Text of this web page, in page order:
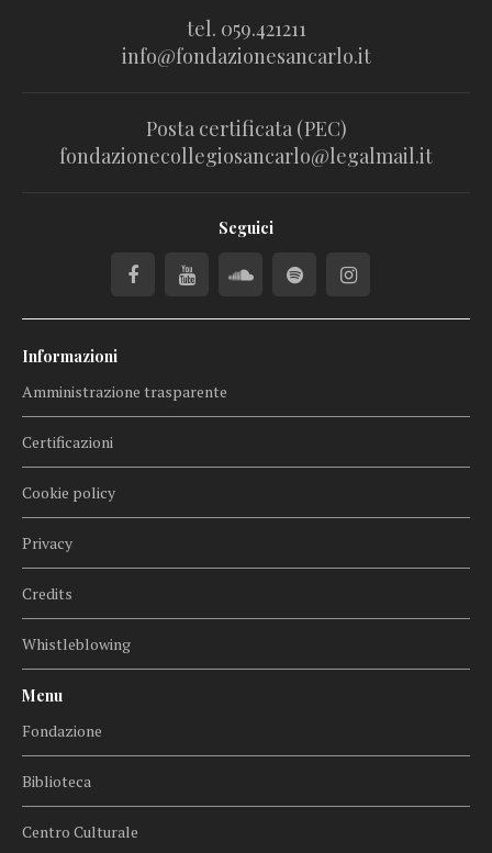
tel. 059.421211
info@fondazionesancarlo.it
Posta certificata (PEC)
fondazionecollegiosancarlo@legalmail.it
Seguici
Informazioni
Amministrazione trasparente
Certificazioni
Cookie policy
Privacy
Credits
Whistleblowing
Menu
Fondazione
Biblioteca
Centro Culturale